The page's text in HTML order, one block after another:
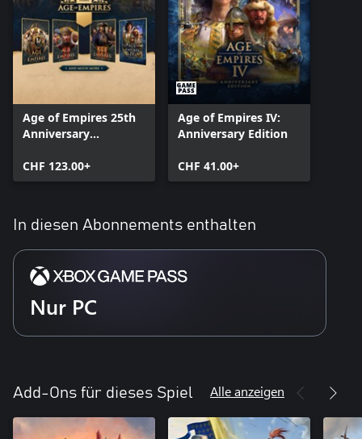
Age of Empires 25th
Anniversary
CHF 123.00+
Age of Empires IV:
Anniversary Edition
CHF 41.00+
In diesen Abonnements enthalten
Nur PC
Add-Ons für dieses Spiel Alle anzeigen